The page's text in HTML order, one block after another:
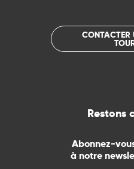
CONTACTER
Restons
Abonnez-
à notre